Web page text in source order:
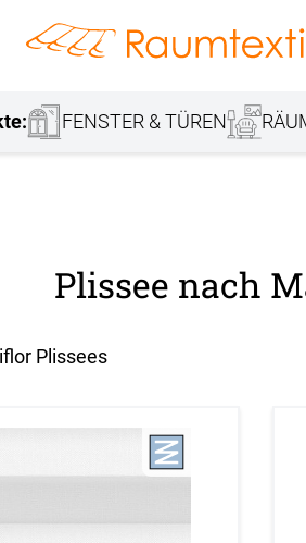
FENSTER & TÜREN
Lamellenvorhang
Plissee nach
Plissees